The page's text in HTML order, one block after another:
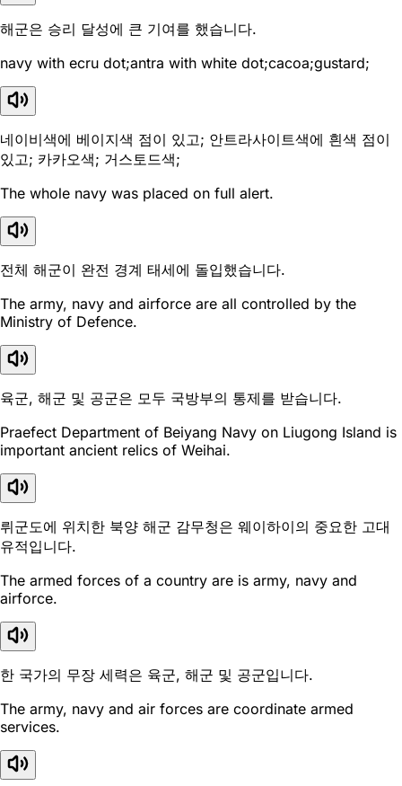
해군은 승리 달성에 큰 기여를 했습니다.
navy with ecru dot;antra with white dot;cacoa;gustard;
네이비색에 베이지색 점이 있고; 안트라사이트색에 흰색 점이
있고; 카카오색; 거스토드색;
The whole navy was placed on full alert.
전체 해군이 완전 경계 태세에 돌입했습니다.
The army, navy and airforce are all controlled by the
Ministry of Defence.
육군, 해군 및 공군은 모두 국방부의 통제를 받습니다.
Praefect Department of Beiyang Navy on Liugong Island is
important ancient relics of Weihai.
뤼군도에 위치한 북양 해군 감무청은 웨이하이의 중요한 고대
유적입니다.
The armed forces of a country are is army, navy and
airforce.
한 국가의 무장 세력은 육군, 해군 및 공군입니다.
The army, navy and air forces are coordinate armed
services.